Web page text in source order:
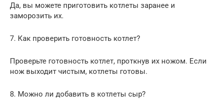
Да, вы можете приготовить котлеты заранее и
заморозить их.
7. Как проверить готовность котлет?
Проверьте готовность котлет, проткнув их ножом. Если
нож выходит чистым, котлеты готовы.
8. Можно ли добавить в котлеты сыр?